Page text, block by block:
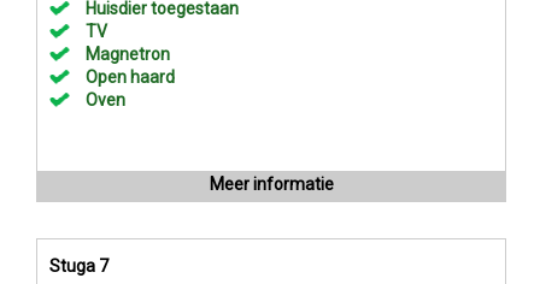
Huisdier toegestaan
TV
Magnetron
Open haard
Oven
Meer informatie
Stuga 7